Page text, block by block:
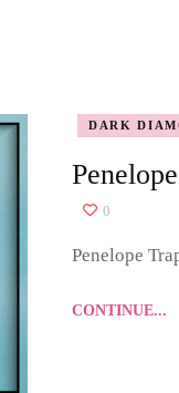
DARK
0
Penelope
CONTINUE...